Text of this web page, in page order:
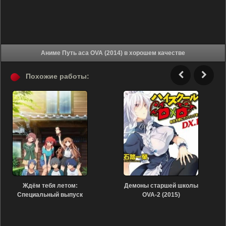
Аниме Путь аса OVA (2014) в хорошем качестве
Похожие работы:
Ждём тебя летом:
Специальный выпуск
Демоны старшей школы
OVA-2 (2015)